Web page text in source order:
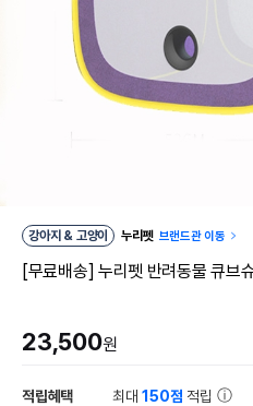
강아지 & 고양이 누리펫 브랜드관 이동
[무료배송] 누리펫 반려동물 큐브
23,500원
적립혜택 최대150점 적립